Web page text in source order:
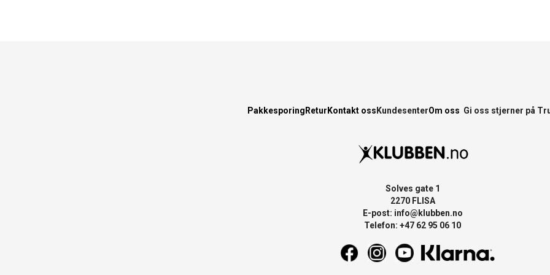
Pakkesporing Retur Kontakt oss KundesenterOm oss Gi oss stjerner på
Solves gate 1
2270 FLISA
E-post: info@klubben.no
Telefon: +47 62 95 06 10